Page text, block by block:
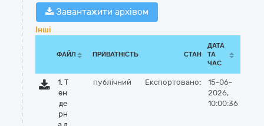
Завантажити архівом
Інші
ФАЙЛ ПРИВАТНІСТЬ СТАН
ДАТА
ТА
ЧАС
1. Т
ен
де
рн
публічний Експортовано:
15-06-
2026,
10:00:36